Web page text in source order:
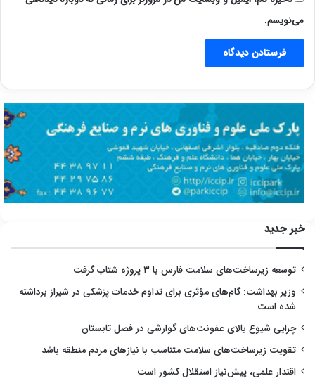
می‌نویسم.
خبر جدید
توسعه زیرساخت‌های سلامت فارس با ۳ پروژه شتاب گرفت
وزیر بهداشت: گام‌های مؤثری برای تداوم خدمات پزشکی در شیراز برداشته
شده است
چرایی شیوع بالای عفونت‌های گوارشی در فصل تابستان
تقویت زیرساخت‌های سلامت متناسب با نیازهای مردم منطقه باشد
اقتدار علمی، پیش‌نیاز استقلال کشور است